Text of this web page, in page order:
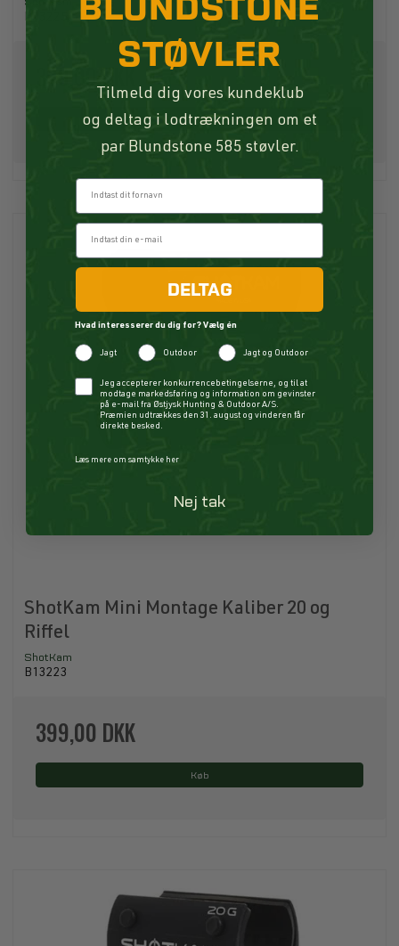
399,00 DKK
Køb
ShotKam Mini Montage Kaliber 20 og
Riffel
ShotKam
B13223
399,00 DKK
Køb
STØVLER
Tilmeld dig vores kundeklub
og deltag i lodtrækningen om et
par Blundstone 585 støvler.
Fornavn
DELTAG
Hvad interesserer du dig for? Vælg én
Jagt Outdoor Jagt og Outdoor
CheckboxJeg accepterer konkurrencebetingelserne, og til at
modtage markedsføring og information om gevinster
på e-mail fra Østjysk Hunting & Outdoor A/S.
Præmien udtrækkes den 31. august og vinderen får
direkte besked.
Læs mere om samtykke her
Nej tak